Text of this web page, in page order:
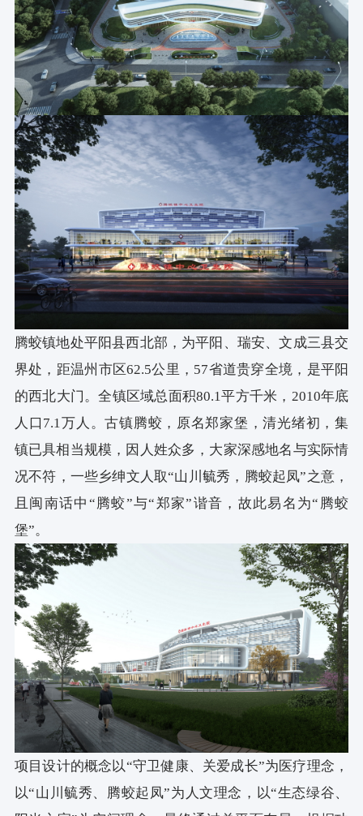
腾蛟镇地处平阳县西北部，为平阳、瑞安、文成三县交
界处，距温州市区62.5公里，57省道贵穿全境，是平阳
的西北大门。全镇区域总面积80.1平方千米，2010年底
人口7.1万人。古镇腾蛟，原名郑家堡，清光绪初，集
镇已具相当规模，因人姓众多，大家深感地名与实际情
况不符，一些乡绅文人取“山川毓秀，腾蛟起凤”之意，
且闽南话中“腾蛟”与“郑家”谐音，故此易名为“腾蛟
堡”。
项目设计的概念以“守卫健康、关爱成长”为医疗理念，
以“山川毓秀、腾蛟起凤”为人文理念，以“生态绿谷、